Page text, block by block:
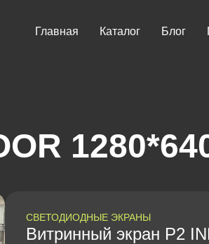
Главная Каталог Блог
СВЕТОДИОДНЫЕ ЭКРАНЫ
Витринный экран P2